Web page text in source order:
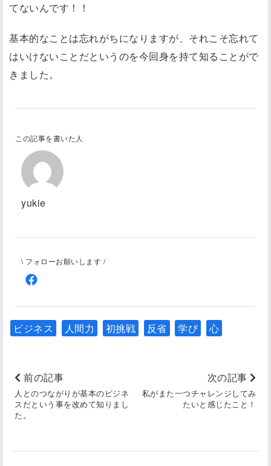
てないんです！！
基本的なことは忘れがちになりますが、それこそ忘れて
はいけないことだというのを今回身を持て知ることがで
きました。
この記事を書いた人
yukie
\ フォローお願いします /
ビジネス 人間力 初挑戦 反省 学び 心
前の記事
人とのつながりが基本のビジネ
スだという事を改めて知りまし
た。
次の記事
私がまた一つチャレンジしてみ
たいと感じたこと！